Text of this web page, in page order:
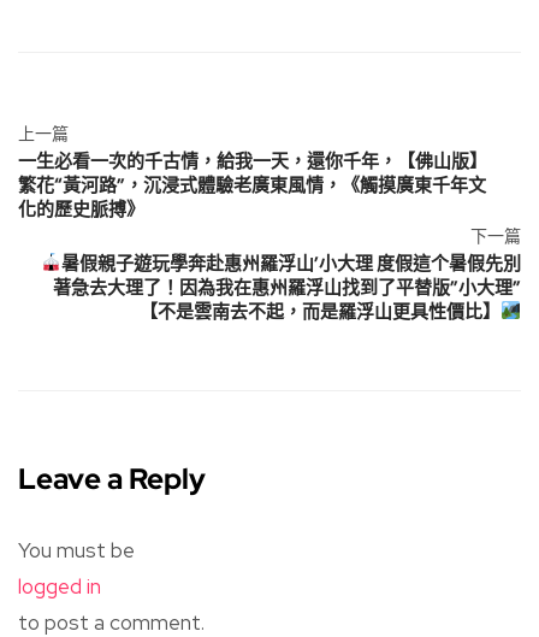
上一篇
一生必看一次的千古情，給我一天，還你千年，【佛山版】
繁花“黃河路”，沉浸式體驗老廣東風情，《觸摸廣東千年文
化的歷史脈搏》
下一篇
暑假親子遊玩學奔赴惠州羅浮山’小大理 度假這个暑假先別
著急去大理了！因為我在惠州羅浮山找到了平替版”小大理”
【不是雲南去不起，而是羅浮山更具性價比】
Leave a Reply
You must be
logged in
to post a comment.